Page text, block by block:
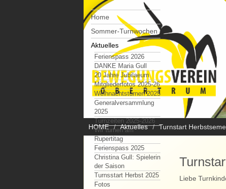
HOME Aktuelles Turnstart
Home
Sommer-Turnwochen
Aktuelles
Ferienspass 2026
DANKE Maria Gull
20 Jahre Jubilaeum
Mitgliederfotos 2025-26
Weihnachtsturnen 2025
Generalversammlung
2025
Turnzeiten 2025-2026
Wir turnen am
Rupertitag
Ferienspass 2025
Christina Gull: Spielerin
der Saison
Turnsstart Herbst 2025
Fotos
Liebe